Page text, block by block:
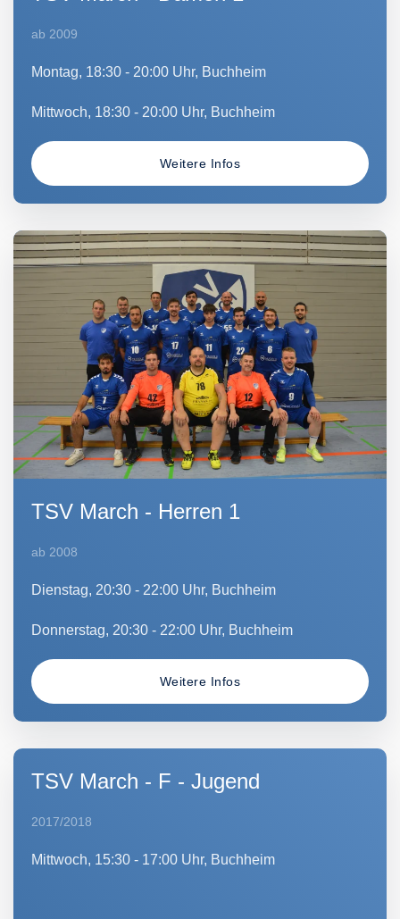
ab 2009
Montag, 18:30 - 20:00 Uhr, Buchheim
Mittwoch, 18:30 - 20:00 Uhr, Buchheim
Weitere Infos
TSV March - Herren 1
ab 2008
Dienstag, 20:30 - 22:00 Uhr, Buchheim
Donnerstag, 20:30 - 22:00 Uhr, Buchheim
Weitere Infos
TSV March - F - Jugend
2017/2018
Mittwoch, 15:30 - 17:00 Uhr, Buchheim